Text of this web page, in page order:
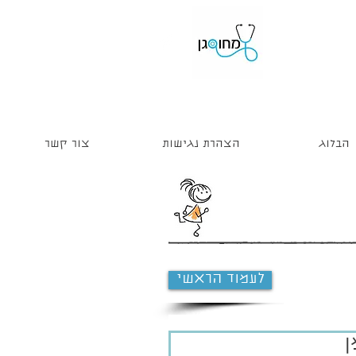
צור קשר הצהרת נגישות הבלוג
לעמוד הראשי